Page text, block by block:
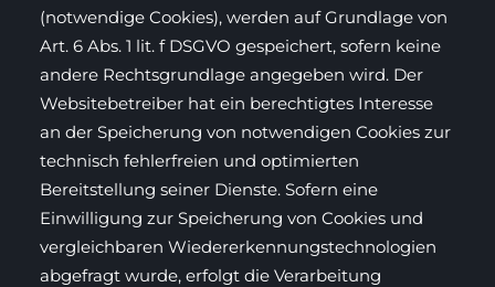
(notwendige Cookies), werden auf Grundlage von
Art. 6 Abs. 1 lit. f DSGVO gespeichert, sofern keine
andere Rechtsgrundlage angegeben wird. Der
Websitebetreiber hat ein berechtigtes Interesse
an der Speicherung von notwendigen Cookies zur
technisch fehlerfreien und optimierten
Bereitstellung seiner Dienste. Sofern eine
Einwilligung zur Speicherung von Cookies und
vergleichbaren Wiedererkennungstechnologien
abgefragt wurde, erfolgt die Verarbeitung